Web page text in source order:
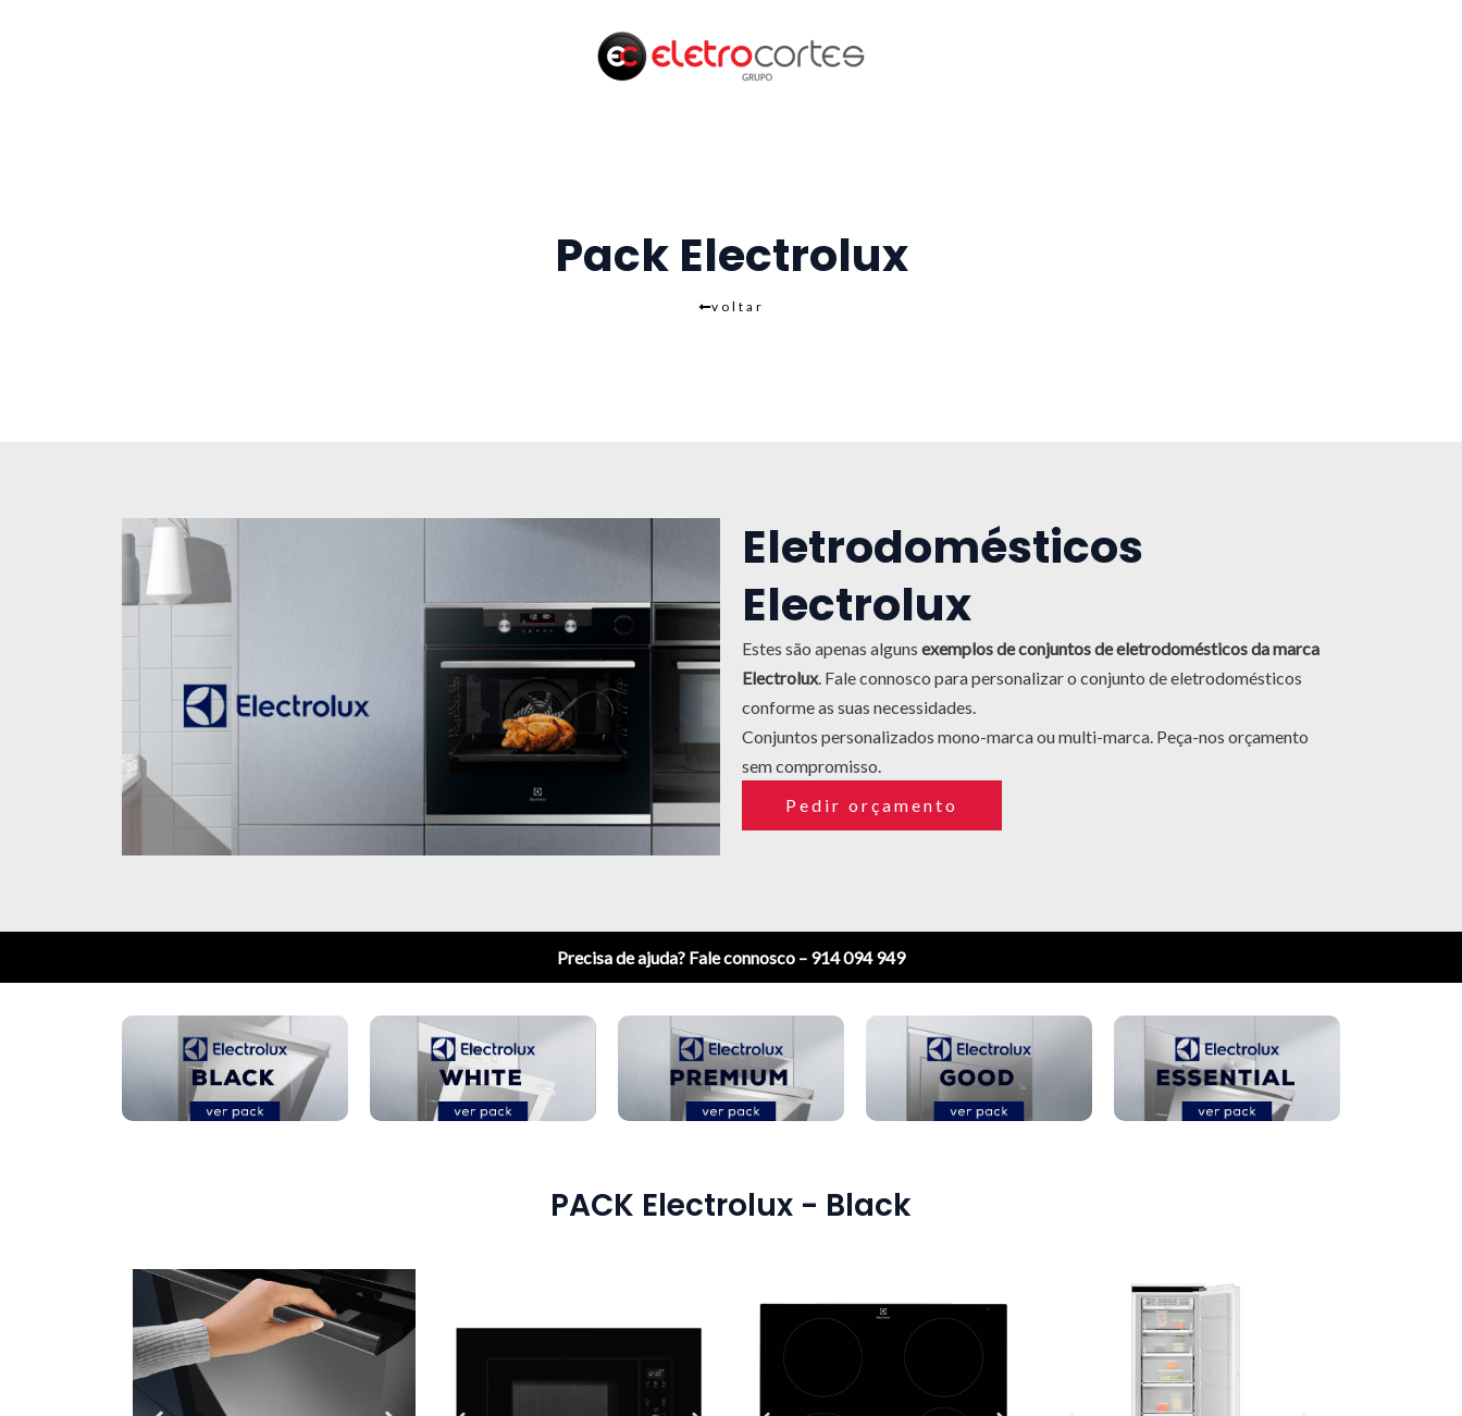
Pack Electrolux
voltar
Eletrodomésticos
Electrolux
Estes são apenas alguns exemplos de conjuntos de eletrodomésticos da marca
Electrolux. Fale connosco para personalizar o conjunto de eletrodomésticos
conforme as suas necessidades.
Conjuntos personalizados mono-marca ou multi-marca. Peça-nos orçamento
sem compromisso.
Pedir orçamento
Precisa de ajuda? Fale connosco – 914 094 949
PACK Electrolux - Black